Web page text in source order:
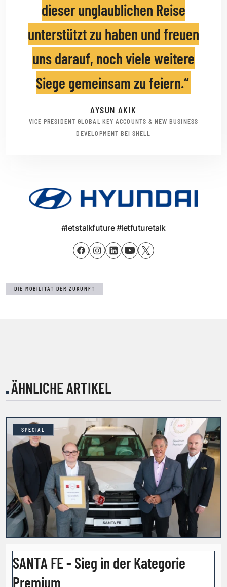
dieser unglaublichen Reise
unterstützt zu haben und freuen
uns darauf, noch viele weitere
Siege gemeinsam zu feiern.
AYSUN AKIK
VICE PRESIDENT GLOBAL KEY ACCOUNTS & NEW BUSINESS
DEVELOPMENT BEI SHELL
#letstalkfuture #letfuturetalk
DIE MOBILITÄT DER ZUKUNFT
ÄHNLICHE ARTIKEL
SPECIAL
SANTA FE - Sieg in der Kategorie
Premium